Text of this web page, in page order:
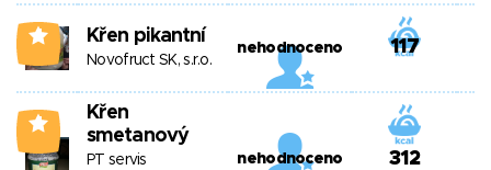
4 Křen pikantní
Novofruct SK, s.r.o.
nehodnoceno 117
4
Křen
smetanový
PT servis
nehodnoceno 312